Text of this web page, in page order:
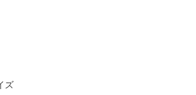
ズ